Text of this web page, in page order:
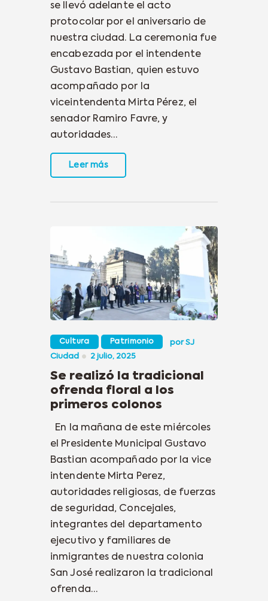
se llevó adelante el acto
protocolar por el aniversario de
nuestra ciudad. La ceremonia fue
encabezada por el intendente
Gustavo Bastian, quien estuvo
acompañado por la
viceintendenta Mirta Pérez, el
senador Ramiro Favre, y
autoridades…
Leer más
Cultura Patrimonio porSJ
Ciudad
2 julio, 2025
Se realizó la tradicional
ofrenda floral a los
primeros colonos
En la mañana de este miércoles
el Presidente Municipal Gustavo
Bastian acompañado por la vice
intendente Mirta Perez,
autoridades religiosas, de fuerzas
de seguridad, Concejales,
integrantes del departamento
ejecutivo y familiares de
inmigrantes de nuestra colonia
San José realizaron la tradicional
ofrenda…